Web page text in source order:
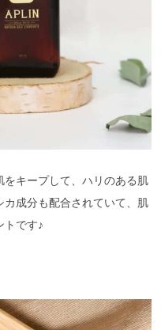
キープして、ハリのある肌
成分も配合されていて、肌
トです♪